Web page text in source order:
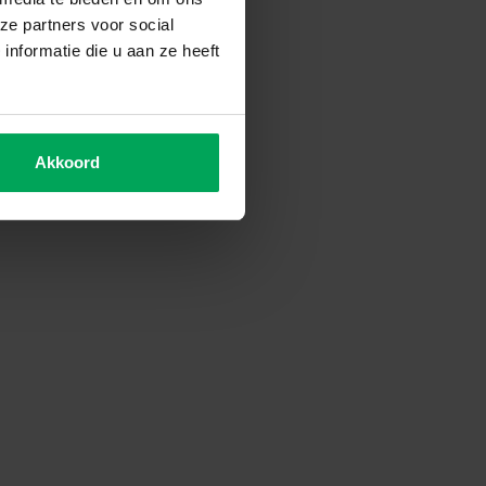
partners voor social
die u aan ze heeft
Akkoord